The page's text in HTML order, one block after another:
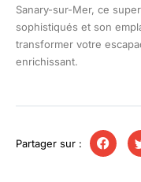
Sanary-sur-Mer, ce
sophistiqués et son
transformer votre
enrichissant.
Partager sur :